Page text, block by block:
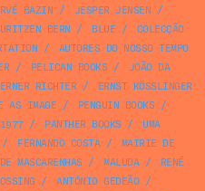
BAZIN / JESPER JENSEN /
BERN / BLUE /
COLECÇÃO
/
AUTORES DO NOSSO TEMPO
/ PELICAN BOOKS /
JOÃO DA
RICHTER/
ERNST KÖSSLINGER
AS IMAGE / PENGUIN BOOKS /
1977/ PANTHER BOOKS /
UMA
FERNANDO COSTA/
MAIRIE DE
MASCARENHAS / MALUDA/
RENÉ
/ ANTÓNIO GEDEÃO/